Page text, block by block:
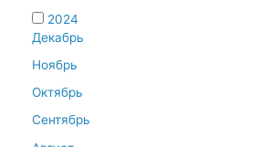
2024
Декабрь
Ноябрь
Октябрь
Сентябрь